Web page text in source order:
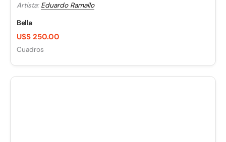
Artista: Eduardo Ramallo
Bella
U$S 250.00
Cuadros